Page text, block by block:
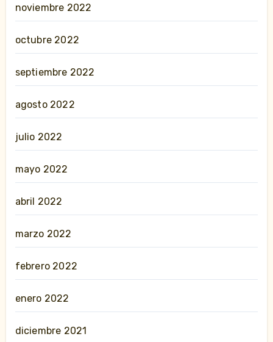
noviembre 2022
octubre 2022
septiembre 2022
agosto 2022
julio 2022
mayo 2022
abril 2022
marzo 2022
febrero 2022
enero 2022
diciembre 2021